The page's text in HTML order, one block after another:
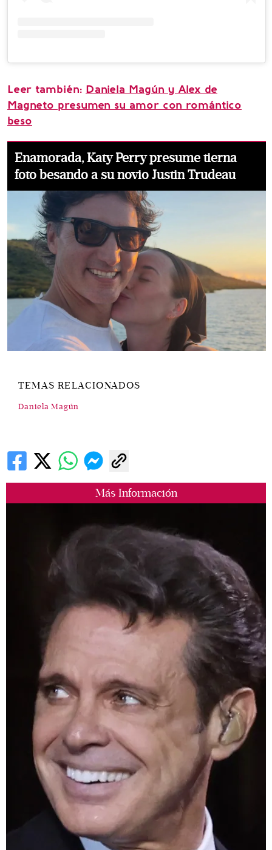
Más Información
Leer también: Daniela Magún y Alex de
Magneto presumen su amor con romántico
beso
Enamorada, Katy Perry presume tierna
foto besando a su novio Justin Trudeau
TEMAS RELACIONADOS
Daniela Magún